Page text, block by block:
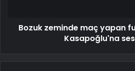
Bozuk zeminde maç yapan
Kasapoğlu'na